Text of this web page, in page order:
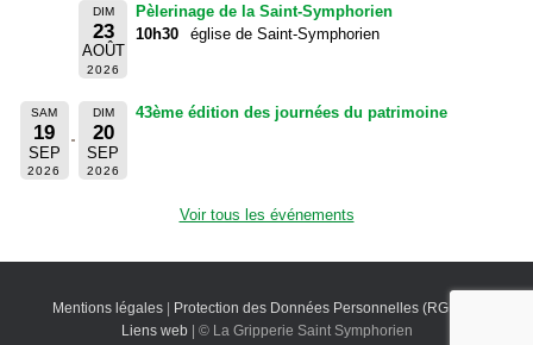
DIM
23
AOÛT
2026
Pèlerinage de la Saint-Symphorien
10h30
église de Saint-Symphorien
SAM
19
SEP
2026
DIM
20
SEP
2026
43ème édition des journées du patrimoine
Voir tous les événements
Mentions légales | Protection des Données Personnelles (RGPD)
Liens web| © La Gripperie Saint Symphorien